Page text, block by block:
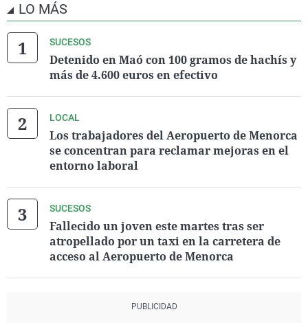
LO MÁS
SUCESOS
Detenido en Maó con 100 gramos de hachís y
más de 4.600 euros en efectivo
LOCAL
Los trabajadores del Aeropuerto de Menorca
se concentran para reclamar mejoras en el
entorno laboral
SUCESOS
Fallecido un joven este martes tras ser
atropellado por un taxi en la carretera de
acceso al Aeropuerto de Menorca